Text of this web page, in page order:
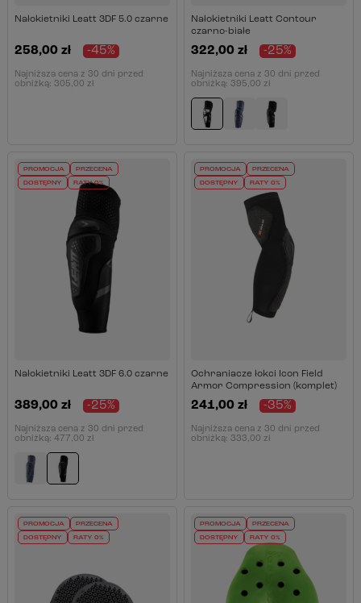
Nałokietniki Leatt 3DF 5.0 czarne
258,00 zł -45%
Najniższa cena z 30 dni przed
obniżką: 305,00 zł
Nałokietniki Leatt Contour
czarno-białe
322,00 zł -25%
Najniższa cena z 30 dni przed
obniżką: 395,00 zł
PROMOCJA PRZECENA
DOSTĘPNY RATY 0%
Nałokietniki Leatt 3DF 6.0 czarne
389,00 zł -25%
Najniższa cena z 30 dni przed
obniżką: 477,00 zł
PROMOCJA PRZECENA
DOSTĘPNY RATY 0%
Ochraniacze łokci Icon Field
Armor Compression (komplet)
241,00 zł -35%
Najniższa cena z 30 dni przed
obniżką: 333,00 zł
PROMOCJA PRZECENA
DOSTĘPNY RATY 0%
PROMOCJA PRZECENA
DOSTĘPNY RATY 0%